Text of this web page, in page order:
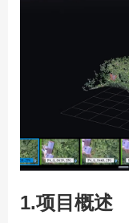
1.项目概述